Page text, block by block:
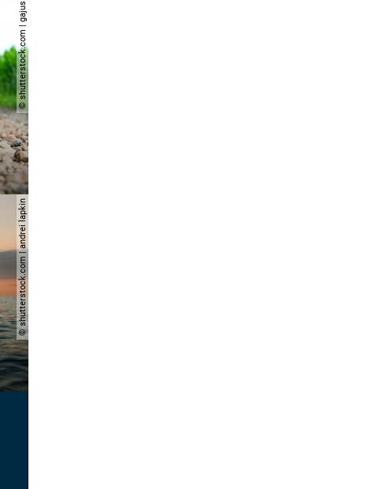
© shutterstock.com | gajus
© shutterstock.com | andrei lapkin